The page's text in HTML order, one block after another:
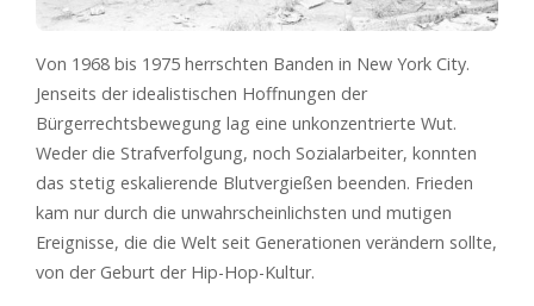
Von 1968 bis 1975 herrschten Banden in New York City.
Jenseits der idealistischen Hoffnungen der
Bürgerrechtsbewegung lag eine unkonzentrierte Wut.
Weder die Strafverfolgung, noch Sozialarbeiter, konnten
das stetig eskalierende Blutvergießen beenden. Frieden
kam nur durch die unwahrscheinlichsten und mutigen
Ereignisse, die die Welt seit Generationen verändern sollte,
von der Geburt der Hip-Hop-Kultur.